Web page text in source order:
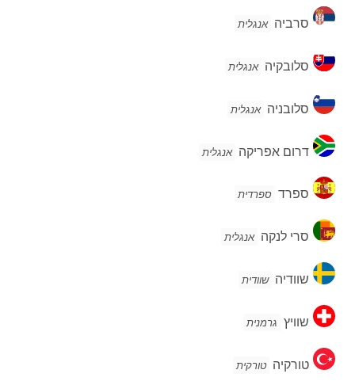
סרביה
סרביה אנגלית
סלובקיה
סלובקיה אנגלית
סלובניה
סלובניה אנגלית
דרום
אפריקה
דרום אפריקה אנגלית
ספרד
ספרד ספרדית
סרי
לנקה
סרי לנקה אנגלית
שוודיה
שוודיה שוודית
שוויץ
שוויץ גרמנית
טורקיה
טורקיה טורקית